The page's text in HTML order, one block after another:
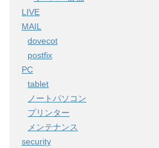
LIVE
MAIL
dovecot
postfix
PC
tablet
ノートパソコン
プリンター
メンテナンス
security